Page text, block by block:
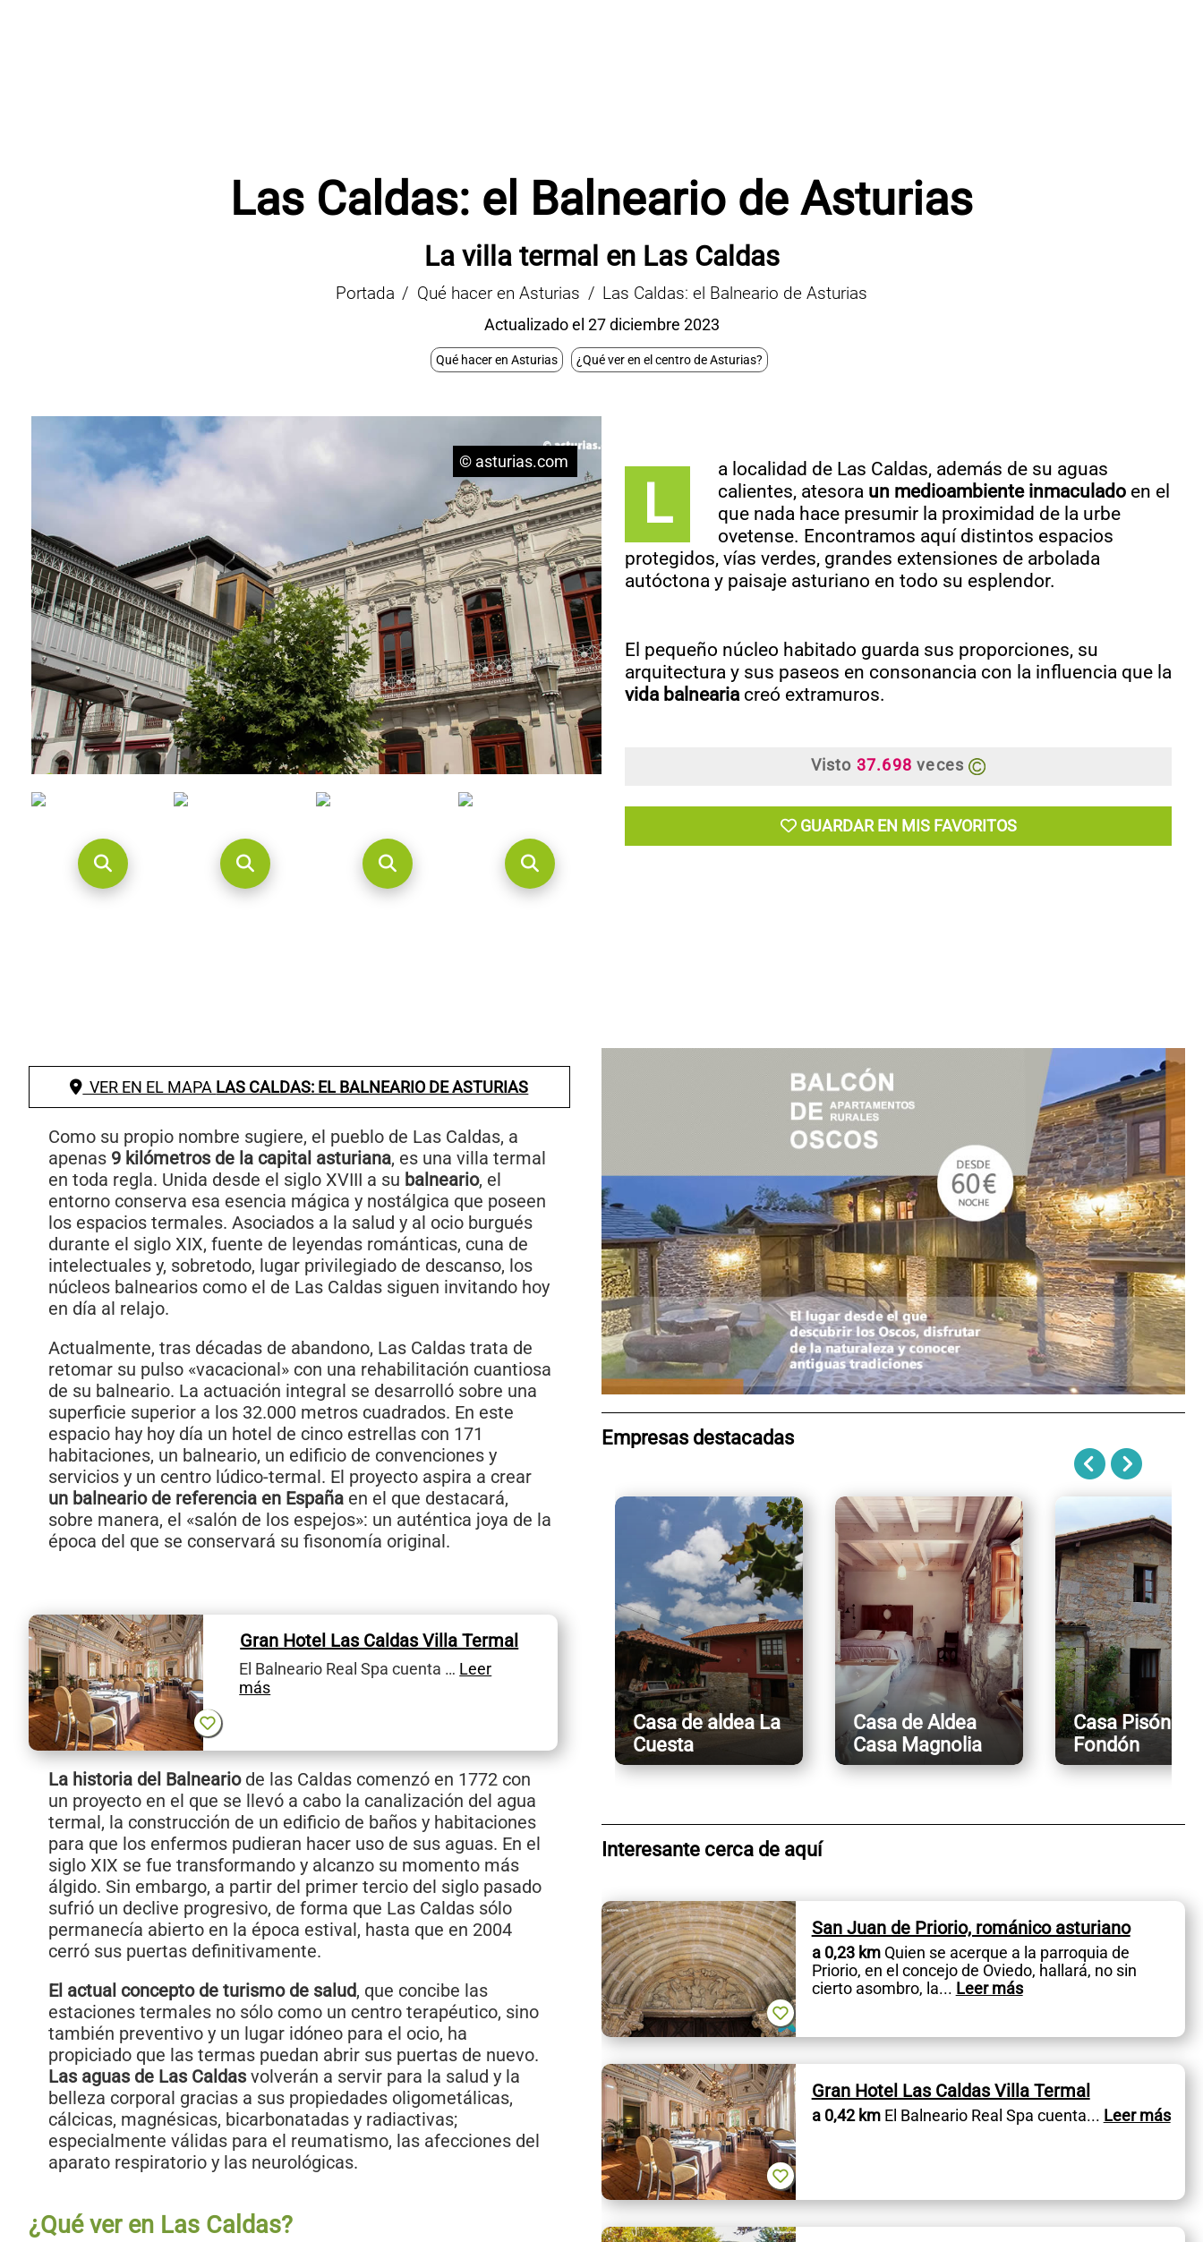
Las Caldas: el Balneario de Asturias
La villa termal en Las Caldas
Portada Qué hacer en Asturias Las Caldas: el Balneario de Asturias
Actualizado el 27 diciembre 2023
Qué hacer en Asturias ¿Qué ver en el centro de Asturias?
© asturias.com
L
a localidad de Las Caldas, además de su aguas
calientes, atesora un medioambiente inmaculadoen el
que nada hace presumir la proximidad de la urbe
ovetense. Encontramos aquí distintos espacios
protegidos, vías verdes, grandes extensiones de arbolada
autóctona y paisaje asturiano en todo su esplendor.
El pequeño núcleo habitado guarda sus proporciones, su
arquitectura y sus paseos en consonancia con la influencia que la
vida balneariacreó extramuros.
Visto 37.698 veces
GUARDAR EN MIS FAVORITOS
VER EN EL MAPA LAS CALDAS: EL BALNEARIO DE ASTURIAS
Como su propio nombre sugiere, el pueblo de Las Caldas, a
apenas 9 kilómetros de la capital asturiana, es una villa termal
en toda regla. Unida desde el siglo XVIII a su balneario, el
entorno conserva esa esencia mágica y nostálgica que poseen
los espacios termales. Asociados a la salud y al ocio burgués
durante el siglo XIX, fuente de leyendas románticas, cuna de
intelectuales y, sobretodo, lugar privilegiado de descanso, los
núcleos balnearios como el de Las Caldas siguen invitando hoy
en día al relajo.
Actualmente, tras décadas de abandono, Las Caldas trata de
retomar su pulso «vacacional» con una rehabilitación cuantiosa
de su balneario. La actuación integral se desarrolló sobre una
superficie superior a los 32.000 metros cuadrados. En este
espacio hay hoy día un hotel de cinco estrellas con 171
habitaciones, un balneario, un edificio de convenciones y
servicios y un centro lúdico-termal. El proyecto aspira a crear
un balneario de referencia en España en el que destacará,
sobre manera, el «salón de los espejos»: un auténtica joya de la
época del que se conservará su fisonomía original.
Gran Hotel Las Caldas Villa Termal
El Balneario Real Spa cuenta … Leer
más
La historia del Balneariode las Caldas comenzó en 1772 con
un proyecto en el que se llevó a cabo la canalización del agua
termal, la construcción de un edificio de baños y habitaciones
para que los enfermos pudieran hacer uso de sus aguas. En el
siglo XIX se fue transformando y alcanzo su momento más
álgido. Sin embargo, a partir del primer tercio del siglo pasado
sufrió un declive progresivo, de forma que Las Caldas sólo
permanecía abierto en la época estival, hasta que en 2004
cerró sus puertas definitivamente.
El actual concepto de turismo de salud, que concibe las
estaciones termales no sólo como un centro terapéutico, sino
también preventivo y un lugar idóneo para el ocio, ha
propiciado que las termas puedan abrir sus puertas de nuevo.
Las aguas de Las Caldasvolverán a servir para la salud y la
belleza corporal gracias a sus propiedades oligometálicas,
cálcicas, magnésicas, bicarbonatadas y radiactivas;
especialmente válidas para el reumatismo, las afecciones del
aparato respiratorio y las neurológicas.
¿Qué ver en Las Caldas?
Empresas destacadas
Casa de aldea La
Cuesta
Casa de Aldea
Casa Magnolia
Casa Pisón de
Fondón
Interesante cerca de aquí
San Juan de Priorio, románico asturiano
a 0,23 kmQuien se acerque a la parroquia de
Priorio, en el concejo de Oviedo, hallará, no sin
cierto asombro, la... Leer más
Gran Hotel Las Caldas Villa Termal
a 0,42 kmEl Balneario Real Spa cuenta... Leer más